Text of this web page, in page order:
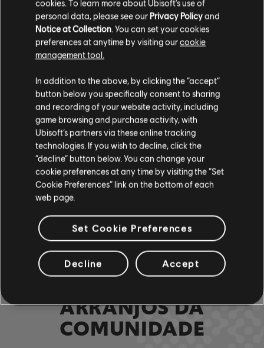
Quadro de Acordes
Guitarra/violão-base
Baixo
Piano
Baixo
ARRANJOS DA
COMUNIDADE
cookies. To learn more about Ubisoft's use of
personal data, please see our Privacy Policyand
Notice at Collection. You can set your cookies
preferences at anytime by visiting ourcookie
management tool.
In addition to the above, by clicking the “accept”
button below you specifically consent to sharing
and recording of your website activity, including
game browsing and purchase activity, with
Ubisoft’s partners via these online tracking
technologies. If you wish to decline, click the
“decline” button below. You can change your
cookie preferences at any time by visiting the “Set
Cookie Preferences” link on the bottom of each
web page.
Set Cookie Preferences
Decline Accept